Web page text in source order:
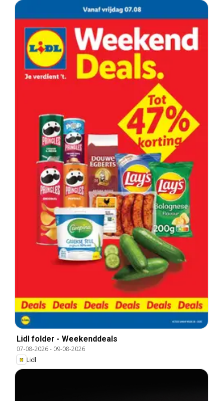
Lidl folder - Weekenddeals
07-08-2026- 09-08-2026
Lidl